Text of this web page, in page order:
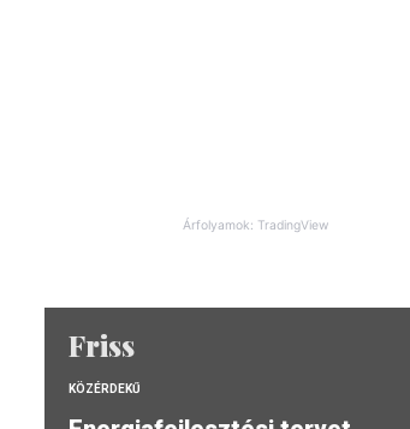
Árfolyamok: TradingView
Friss
KÖZÉRDEKŰ